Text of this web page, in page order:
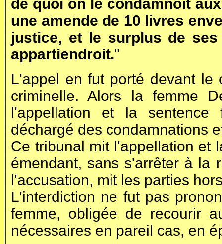
de quoi on le condamnoit
une amende de 10 livres
justice, et le surplus de
appartiendroit."
L'appel en fut porté devant le
criminelle. Alors la femme
l'appellation et la
déchargé des condamnations
Ce tribunal mit l'appellation et
émendant, sans s'arrêter à la
l'accusation, mit les parties
L'interdiction ne fut pas
femme, obligée de recourir
nécessaires en pareil cas, en